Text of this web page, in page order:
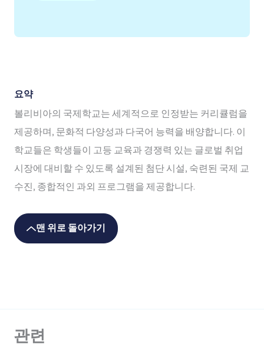
요약
볼리비아의 국제학교는 세계적으로 인정받는 커리큘럼을
제공하며, 문화적 다양성과 다국어 능력을 배양합니다. 이
학교들은 학생들이 고등 교육과 경쟁력 있는 글로벌 취업
시장에 대비할 수 있도록 설계된 첨단 시설, 숙련된 국제 교
수진, 종합적인 과외 프로그램을 제공합니다.
맨 위로 돌아가기
관련